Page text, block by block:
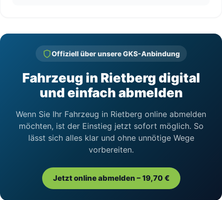
Offiziell über unsere GKS-Anbindung
Fahrzeug in Rietberg digital
und einfach abmelden
Wenn Sie Ihr Fahrzeug in Rietberg online abmelden
möchten, ist der Einstieg jetzt sofort möglich. So
lässt sich alles klar und ohne unnötige Wege
vorbereiten.
Jetzt online abmelden – 19,70 €